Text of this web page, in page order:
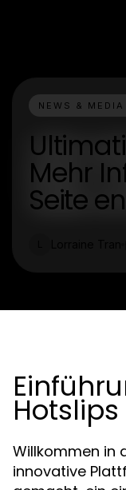
NEWS &
Mehr
Seite
Willkommen in
innovative